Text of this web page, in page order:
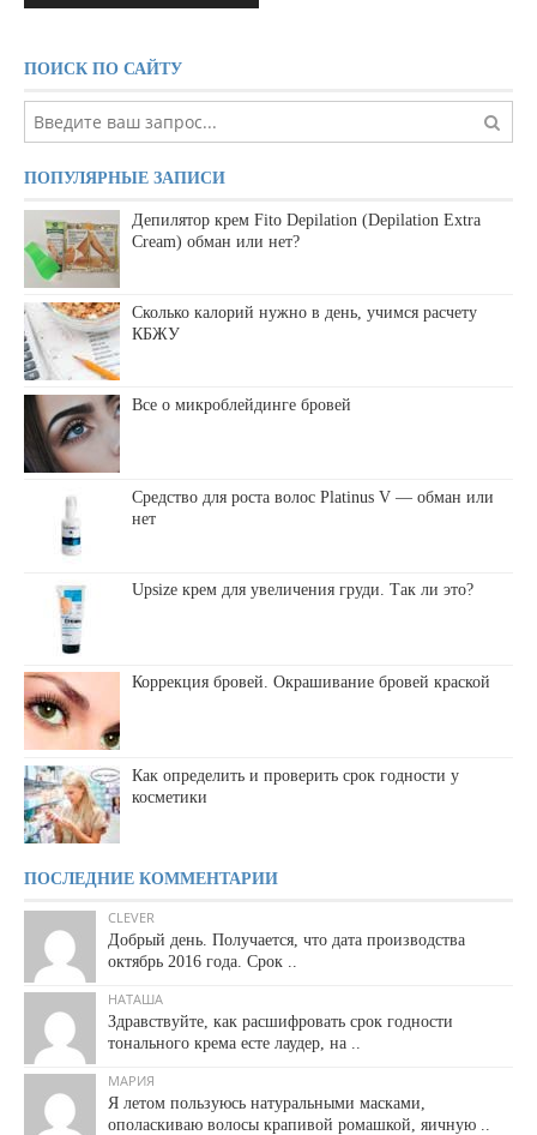
ПОИСК ПО САЙТУ
ПОПУЛЯРНЫЕ ЗАПИСИ
Депилятор крем Fito Depilation (Depilation Extra
Cream) обман или нет?
Сколько калорий нужно в день, учимся расчету
КБЖУ
Все о микроблейдинге бровей
Средство для роста волос Platinus V — обман или
нет
Upsize крем для увеличения груди. Так ли это?
Коррекция бровей. Окрашивание бровей краской
Как определить и проверить срок годности у
косметики
ПОСЛЕДНИЕ КОММЕНТАРИИ
CLEVER
Добрый день. Получается, что дата производства
октябрь 2016 года. Срок ..
НАТАША
Здравствуйте, как расшифровать срок годности
тонального крема есте лаудер, на ..
МАРИЯ
Я летом пользуюсь натуральными масками,
ополаскиваю волосы крапивой ромашкой, яичную ..